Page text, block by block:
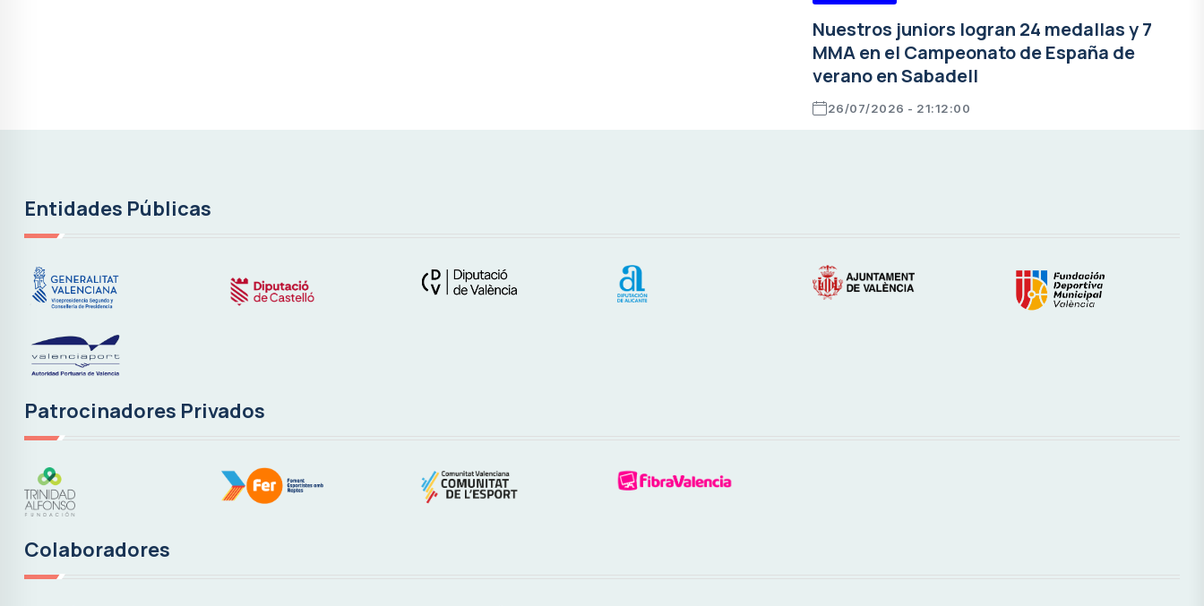
Nuestros juniors logran 24 medallas y 7
MMA en el Campeonato de España de
verano en Sabadell
26/07/2026 - 21:12:00
Entidades Públicas
Patrocinadores Privados
Colaboradores